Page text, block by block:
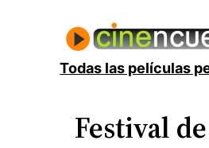
contenidoTodas las películas
Festival